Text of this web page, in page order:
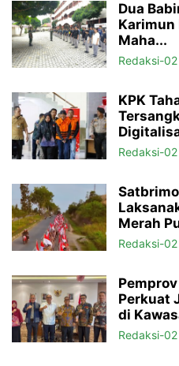
Dua
Karimun
Maha...
Redaksi-02
KPK
Redaksi-02
Merah
Redaksi-02
Perkuat
di
Redaksi-02